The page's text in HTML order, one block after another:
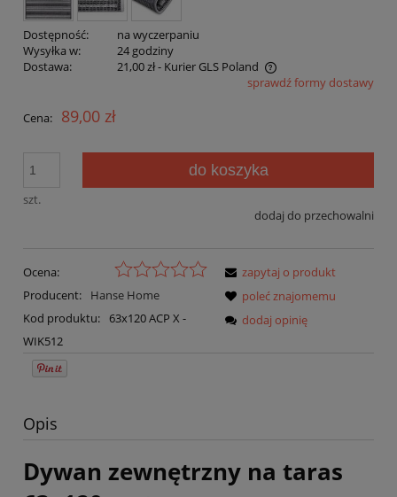
Dostępność:
na wyczerpaniu
Wysyłka w:
24 godziny
Dostawa:
21,00 zł- Kurier GLS Poland
Cena nie zawiera ewentualnych kosztów płatnościsprawdź formy dostawy
Cena: 89,00 zł
szt.
do koszyka
dodaj do przechowalni
Ocena:
Producent:
Hanse Home
Kod produktu: 63x120 ACP X -
WIK512
zapytaj o produkt
poleć znajomemu
dodaj opinię
Opis
Dywan zewnętrzny na taras